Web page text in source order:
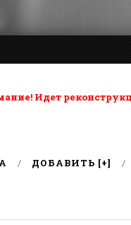
Идет
ДОБАВИТЬ [+]